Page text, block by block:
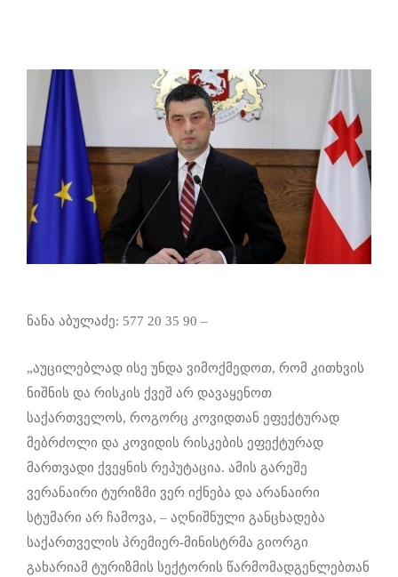
ნანა აბულაძე: 577 20 35 90 –
„აუცილებლად ისე უნდა ვიმოქმედოთ, რომ კითხვის
ნიშნის და რისკის ქვეშ არ დავაყენოთ
საქართველოს, როგორც კოვიდთან ეფექტურად
მებრძოლი და კოვიდის რისკების ეფექტურად
მართვადი ქვეყნის რეპუტაცია. ამის გარეშე
ვერანაირი ტურიზმი ვერ იქნება და არანაირი
სტუმარი არ ჩამოვა, – აღნიშნული განცხადება
საქართველის პრემიერ-მინისტრმა გიორგი
გახარიამ ტურიზმის სექტორის წარმომადგენლებთან